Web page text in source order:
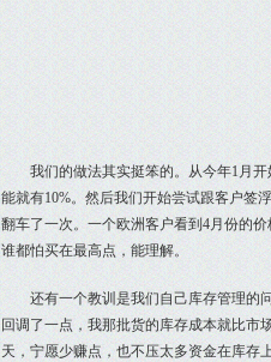
我们的做法其实挺笨的。从今年1月
能就有10%。然后我们开始尝试跟客户签
翻车了一次。一个欧洲客户看到4月份的
谁都怕买在最高点，能理解。
还有一个教训是我们自己库存管理的
回调了一点，我那批货的库存成本就比市
天，宁愿少赚点，也不压太多资金在库存上